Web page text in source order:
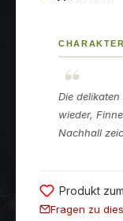
Die
wieder,
Nachhall
Produkt
Fragen zu